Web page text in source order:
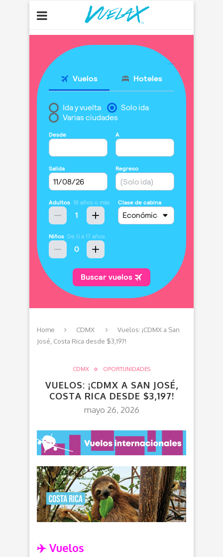
Home CDMX
Vuelos: ¡CDMX a San
José, Costa Rica desde $3,197!
CDMX OPORTUNIDADES
VUELOS: ¡CDMX A SAN JOSÉ,
COSTA RICA DESDE $3,197!
mayo 26, 2026
✈️ Vuelos